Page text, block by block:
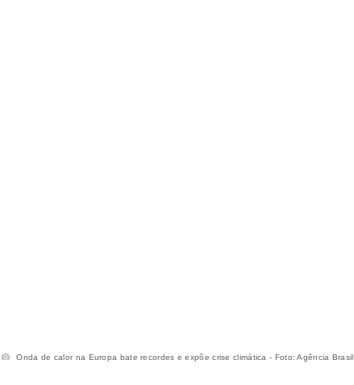
Onda de calor na Europa bate recordes e expõe crise climática - Foto: Agência Brasil